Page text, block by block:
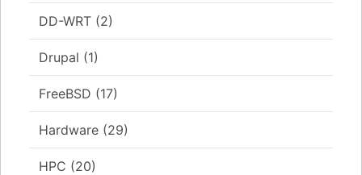
DD-WRT (2)
Drupal (1)
FreeBSD (17)
Hardware (29)
HPC (20)